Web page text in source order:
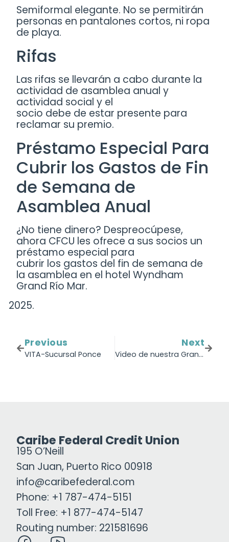
Semiformal elegante. No se permitirán
personas en pantalones cortos, ni ropa
de playa.
Rifas
Las rifas se llevarán a cabo durante la
actividad de asamblea anual y
actividad social y el
socio debe de estar presente para
reclamar su premio.
Préstamo Especial Para
Cubrir los Gastos de Fin
de Semana de
Asamblea Anual
¿No tiene dinero? Despreocúpese,
ahora CFCU les ofrece a sus socios un
préstamo especial para
cubrir los gastos del fin de semana de
la asamblea en el hotel Wyndham
Grand Río Mar.
Previous
VITA-Sucursal Ponce
Next
Video de nuestra Gran Asamblea Anual
Caribe Federal Credit Union
195 O’Neill
San Juan, Puerto Rico 00918
info@caribefederal.com
Phone: +1 787-474-5151
Toll Free: +1 877-474-5147
Routing number: 221581696